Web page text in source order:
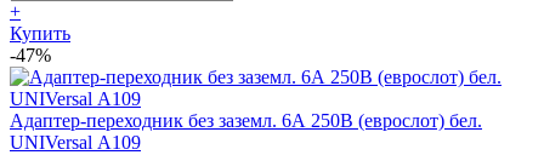
+
Купить
-47%
Адаптер-переходник без заземл. 6А 250В (еврослот) бел.
UNIVersal А109